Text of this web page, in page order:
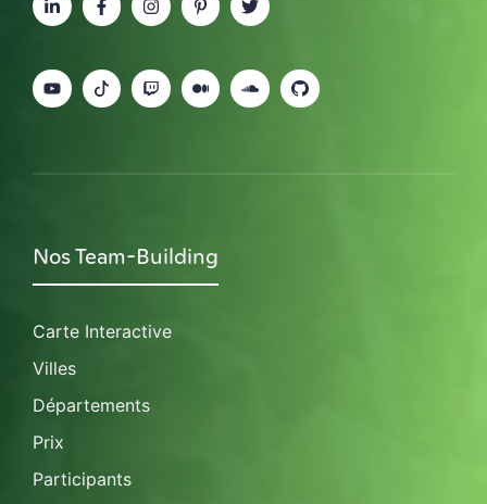
Nos Team-Building
Carte Interactive
Villes
Départements
Prix
Participants